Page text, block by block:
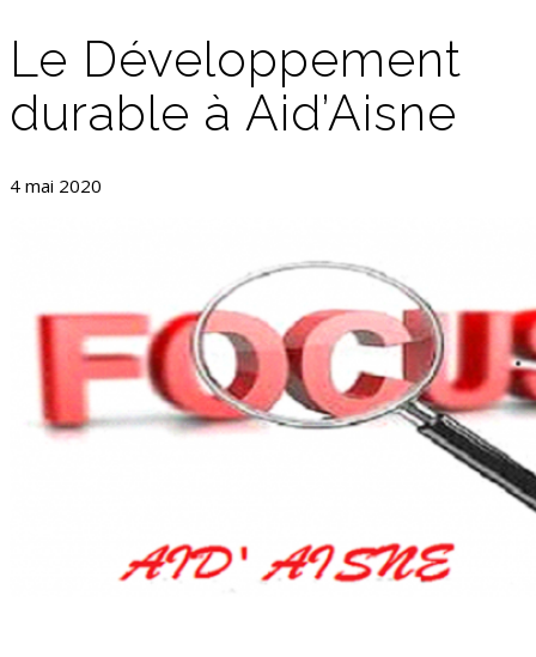
Le Développement
durable à Aid’Aisne
4 mai 2020